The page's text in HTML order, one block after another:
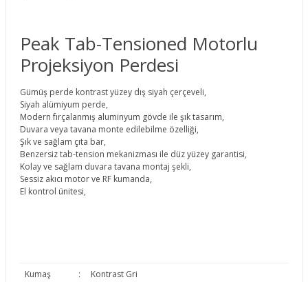
Peak Tab-Tensioned Motorlu
Projeksiyon Perdesi
Gümüş perde kontrast yüzey dış siyah çerçeveli,
Siyah alümiyum perde,
Modern fırçalanmış aluminyum gövde ile şık tasarım,
Duvara veya tavana monte edilebilme özelliği,
Şık ve sağlam çıta bar,
Benzersiz tab-tension mekanizması ile düz yüzey garantisi,
Kolay ve sağlam duvara tavana montaj şekli,
Sessiz akıcı motor ve RF kumanda,
El kontrol ünitesi,
Kumaş
: Kontrast Gri